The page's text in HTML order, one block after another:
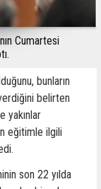
Cumartesi
bunların
belirten
yakınlar
eğitimle ilgili
son 22 yılda